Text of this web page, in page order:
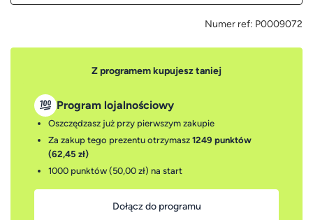
Numer ref: P0009072
Z programem kupujesz taniej
Program lojalnościowy
Oszczędzasz już przy pierwszym zakupie
Za zakup tego prezentu otrzymasz 1249 punktów
(62,45 zł)
1000 punktów (50,00 zł) na start
Dołącz do programu